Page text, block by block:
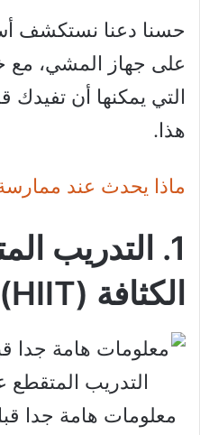
حسنا دعنا نستكشف
على جهاز المشي، مع
التي يمكنها أن
هذا.
ماذا يحدث عند
1. التدريب
الكثافة (HIIT)
معلومات هامة جدا